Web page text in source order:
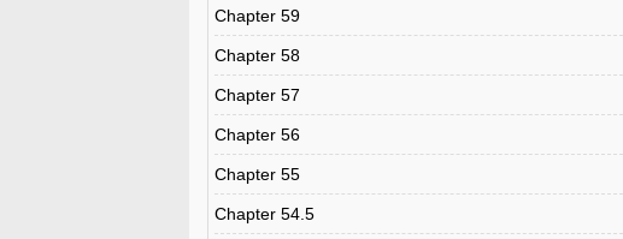
Chapter 59
Chapter 58
Chapter 57
Chapter 56
Chapter 55
Chapter 54.5